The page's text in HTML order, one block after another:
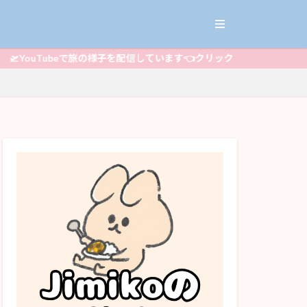
で旅の様子を配信しています👈クリック